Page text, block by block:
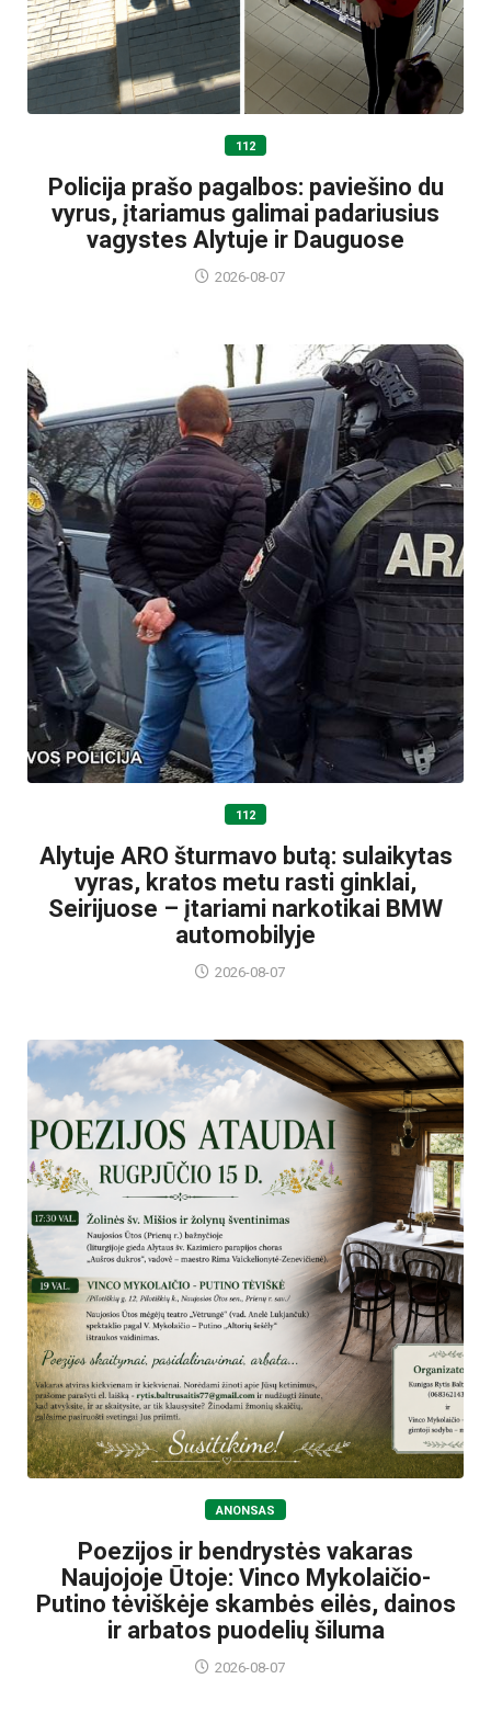
112
Policija prašo pagalbos: paviešino du
vyrus, įtariamus galimai padariusius
vagystes Alytuje ir Dauguose
2026-08-07
112
Alytuje ARO šturmavo butą: sulaikytas
vyras, kratos metu rasti ginklai,
Seirijuose – įtariami narkotikai BMW
automobilyje
2026-08-07
ANONSAS
Poezijos ir bendrystės vakaras
Naujojoje Ūtoje: Vinco Mykolaičio-
Putino tėviškėje skambės eilės, dainos
ir arbatos puodelių šiluma
2026-08-07